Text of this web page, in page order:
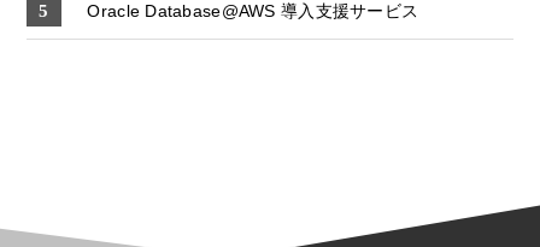
Oracle Database@AWS 導入支援サービス